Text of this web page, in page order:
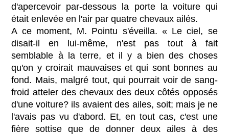
d'apercevoir par-dessous la porte la voiture qui
était enlevée en l'air par quatre chevaux ailés.
A ce moment, M. Pointu s'éveilla. « Le ciel, se
disait-il en lui-même, n'est pas tout à fait
semblable à la terre, et il y a bien des choses
qu'on y croirait mauvaises et qui sont bonnes au
fond. Mais, malgré tout, qui pourrait voir de sang-
froid atteler des chevaux des deux côtés opposés
d'une voiture? ils avaient des ailes, soit; mais je ne
l'avais pas vu d'abord. Et, en tout cas, c'est une
fière sottise que de donner deux ailes à des